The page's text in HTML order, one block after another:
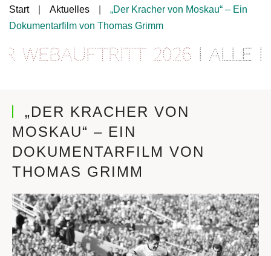
Start Aktuelles
„Der Kracher von Moskau“ – Ein
Dokumentarfilm von Thomas Grimm
2026| Alle
„DER KRACHER VON
MOSKAU“ – EIN
DOKUMENTARFILM VON
THOMAS GRIMM